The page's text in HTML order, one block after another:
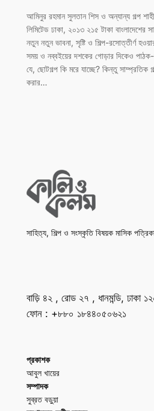
আমিনুর রহমান সুলতান শিস ও অন্যান্য গল্প
লিমিটেড ঢাকা, ২০১৩ ২১৫ টাকা বাংলাদেশের
নতুন নতুন ভাবনা, সৃষ্টি ও শিল্প-রসোত্তীর্ণ
সময় ও নব্বইয়ের দশকের গোড়ার দিকেও
যে, ছোটগল্প কি মরে যাচ্ছে? কিন্তু সাম্প্রতিক
করার…
সাহিত্য, শিল্প ও সংস্কৃতি বিষয়ক মাসিক
বাড়ি ৪২ , রোড ২৭ , ধানমন্ডি, ঢাকা
ফোন : +৮৮০ ১৮৪৪০৫০৬২১
প্রকাশক
আবুল খায়ের
সম্পাদক
সুব্রত বড়ুয়া